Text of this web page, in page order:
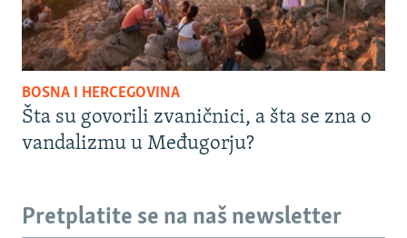
BOSNA I HERCEGOVINA
Šta su govorili zvaničnici, a šta se zna o
vandalizmu u Međugorju?
Pretplatite se na naš newsletter